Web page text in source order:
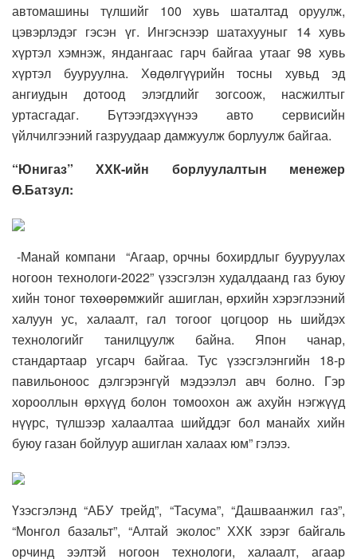
автомашины түлшийг 100 хувь шаталтад оруулж,
цэвэрлэдэг гэсэн үг. Ингэснээр шатахууныг 14 хувь
хүртэл хэмнэж, яндангаас гарч байгаа утааг 98 хувь
хүртэл бууруулна. Хөдөлгүүрийн тосны хувьд эд
ангиудын дотоод элэгдлийг зогсоож, насжилтыг
уртасгадаг. Бүтээгдэхүүнээ авто сервисийн
үйлчилгээний газруудаар дамжуулж борлуулж байгаа.
“Юнигаз” ХХК-ийн борлуулалтын менежер
Ө.Батзул:
-Манай компани “Агаар, орчны бохирдлыг бууруулах
ногоон технологи-2022” үзэсгэлэн худалдаанд газ буюу
хийн тоног төхөөрөмжийг ашиглан, өрхийн хэрэглээний
халуун ус, халаалт, гал тогоог цогцоор нь шийдэх
технологийг танилцуулж байна. Япон чанар,
стандартаар угсарч байгаа. Тус үзэсгэлэнгийн 18-р
павильоноос дэлгэрэнгүй мэдээлэл авч болно. Гэр
хорооллын өрхүүд болон томоохон аж ахуйн нэгжүүд
нүүрс, түлшээр халаалтаа шийддэг бол манайх хийн
буюу газан бойлуур ашиглан халаах юм” гэлээ.
Үзэсгэлэнд “АБУ трейд”, “Тасума”, “Дашваанжил газ”,
“Монгол базальт”, “Алтай эколос” ХХК зэрэг байгаль
орчинд ээлтэй ногоон технологи, халаалт, агаар